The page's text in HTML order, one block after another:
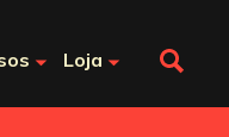
Loja